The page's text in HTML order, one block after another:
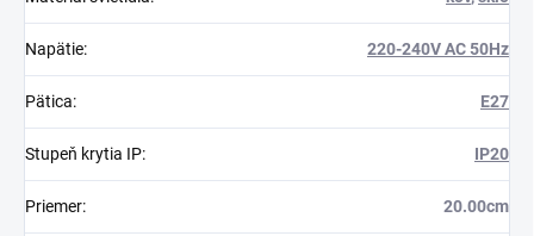
Napätie: 220-240V AC 50Hz
Pätica: E27
Stupeň krytia IP: IP20
Priemer: 20.00cm